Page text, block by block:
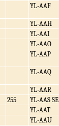
YL-AAF
YL-AAH
YL-AAI
YL-AAO
YL-AAP
YL-AAQ
YL-AAR
255 YL-AAS
YL-AAT
YL-AAU